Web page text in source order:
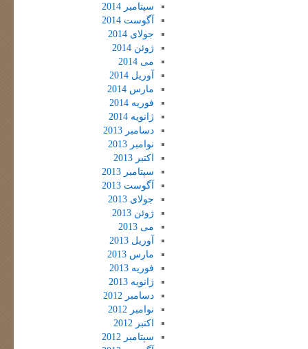
سپتامبر 2014
آگوست 2014
جولای 2014
ژوئن 2014
می 2014
آوریل 2014
مارس 2014
فوریه 2014
ژانویه 2014
دسامبر 2013
نوامبر 2013
اکتبر 2013
سپتامبر 2013
آگوست 2013
جولای 2013
ژوئن 2013
می 2013
آوریل 2013
مارس 2013
فوریه 2013
ژانویه 2013
دسامبر 2012
نوامبر 2012
اکتبر 2012
سپتامبر 2012